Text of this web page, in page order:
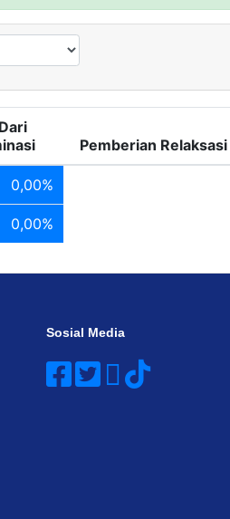
Pemberian Relaksasi
0,00%
0,00%
Sosial Media